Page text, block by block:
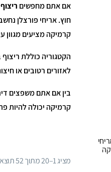
אם אתם מחפשים
חוץ. אריחי פורצלן
קרמיקה מציעים מגוון
לאזורים רטובים או
בין אם אתם משפצים
קרמיקה יכולה להיות
מציג 1–20 מתוך 52 תוצאות